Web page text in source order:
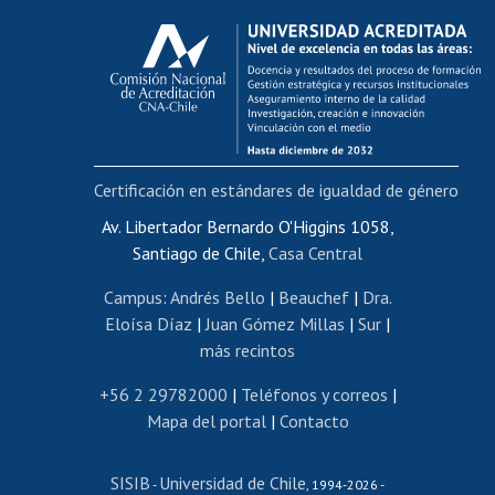
Calificación académica
Postulación al AUCAI
Funcionarias/os
Cursos internos de capacitación
Bienestar del personal
Portal de movilidad interna
Certificado de renta
Certificado de renta honorarios
Editar páginas blancas
Extranjeras/os
Revalidación y reconocimiento de títulos
Postulación al Programa de Movilidad Estudiantil
Cursos de español
Av. Libertador Bernardo O'Higgins 1058,
Santiago de Chile, Casa Central
Campus: Andrés Bello | Beauchef| Dra.
Eloísa Díaz |Juan Gómez Millas | Sur |
más recintos
+56 2 29782000 | Teléfonos y correos |
Mapa del portal| Contacto
SISIB - Universidad de Chile, 1994-2026 -
Certificación en estándares de igualdad de género